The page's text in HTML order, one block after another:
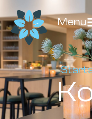
Menu